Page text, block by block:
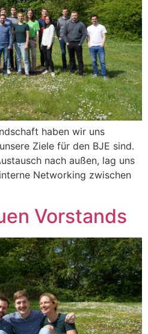
haben wir uns
Ziele für den BJE sind.
nach außen, lag uns
Networking zwischen
Vorstands